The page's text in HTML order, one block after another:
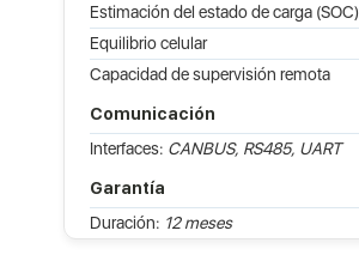
Estimación del estado de carga (SOC)
Equilibrio celular
Capacidad de supervisión remota
Comunicación
Interfaces: CANBUS, RS485, UART
Garantía
Duración: 12 meses